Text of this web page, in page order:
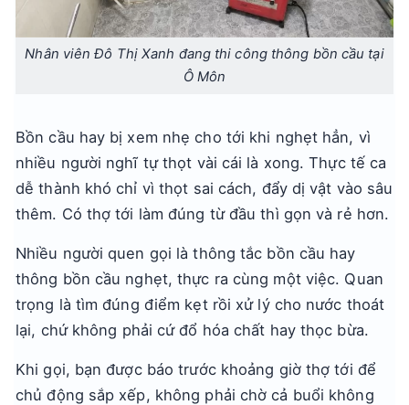
Nhân viên Đô Thị Xanh đang thi công thông bồn cầu tại
Ô Môn
Bồn cầu hay bị xem nhẹ cho tới khi nghẹt hẳn, vì
nhiều người nghĩ tự thọt vài cái là xong. Thực tế ca
dễ thành khó chỉ vì thọt sai cách, đẩy dị vật vào sâu
thêm. Có thợ tới làm đúng từ đầu thì gọn và rẻ hơn.
Nhiều người quen gọi là thông tắc bồn cầu hay
thông bồn cầu nghẹt, thực ra cùng một việc. Quan
trọng là tìm đúng điểm kẹt rồi xử lý cho nước thoát
lại, chứ không phải cứ đổ hóa chất hay thọc bừa.
Khi gọi, bạn được báo trước khoảng giờ thợ tới để
chủ động sắp xếp, không phải chờ cả buổi không